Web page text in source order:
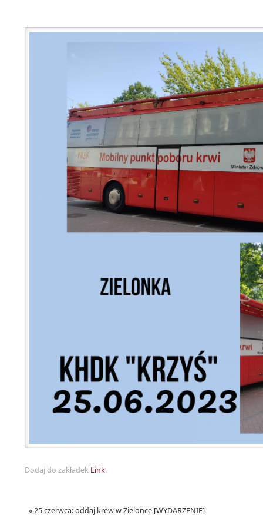
Dodaj do zakładek Link.
«25 czerwca: oddaj krew w Zielonce [WYDARZENIE]